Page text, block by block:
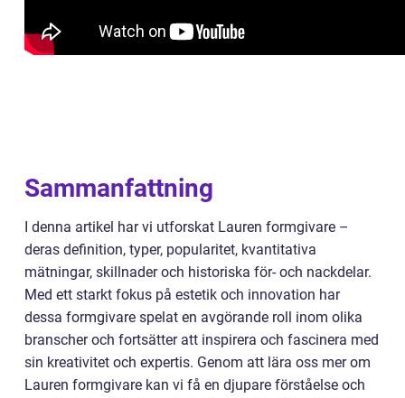
Sammanfattning
I denna artikel har vi utforskat Lauren formgivare –
deras definition, typer, popularitet, kvantitativa
mätningar, skillnader och historiska för- och nackdelar.
Med ett starkt fokus på estetik och innovation har
dessa formgivare spelat en avgörande roll inom olika
branscher och fortsätter att inspirera och fascinera med
sin kreativitet och expertis. Genom att lära oss mer om
Lauren formgivare kan vi få en djupare förståelse och